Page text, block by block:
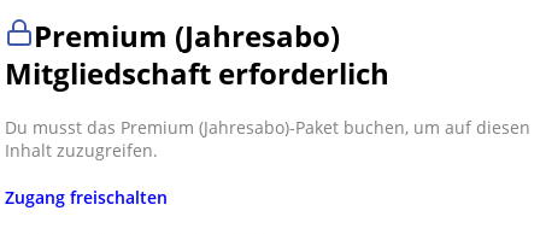
Premium (Jahresabo)
Mitgliedschaft erforderlich
Du musst das Premium (Jahresabo)-Paket buchen, um auf diesen
Inhalt zuzugreifen.
Zugang freischalten